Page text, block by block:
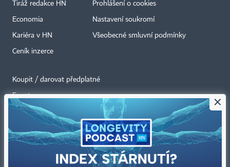
Tiráž redakce HN
Economia
Kariéra v HN
Ceník inzerce
Prohlášení o cookies
Nastavení soukromí
Všeobecné smluvní podmínky
Koupit / darovat předplatné
Eventy
Newslettery
Autorská práva vykonává vydavatel. Bez písemného svolení vydavatele je
×